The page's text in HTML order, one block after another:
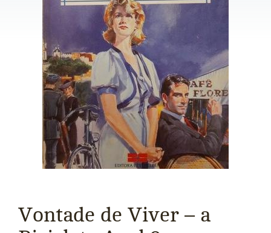
Vontade de Viver – a